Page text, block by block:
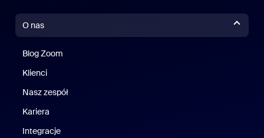
O nas
Blog Zoom
Klienci
Nasz zespół
Kariera
Integracje